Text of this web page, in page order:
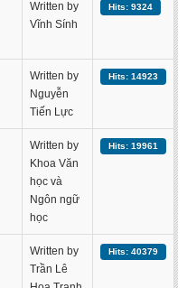
Written by
Vĩnh Sính
Hits: 9324
Written by
Nguyễn
Tiến Lực
Hits: 14923
Written by
Khoa Văn
học và
Ngôn ngữ
học
Hits: 19961
Written by
Trần Lê
Hits: 40379